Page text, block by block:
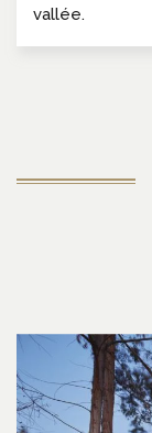
vallée.